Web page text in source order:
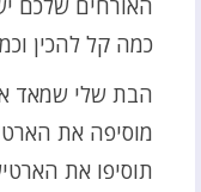
כמה קל להכין
הבת שלי שמאד
מוסיפה את
תוסיפו את